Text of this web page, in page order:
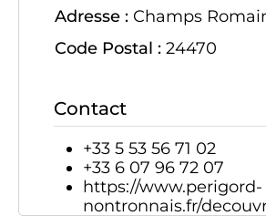
Adresse : Champs
Code Postal : 24470
Contact
+33 5 53 56 71 02
+33 6 07 96 72 07
https://www.perigord-
nontronnais.fr/